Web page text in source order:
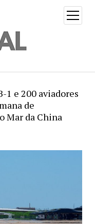
open
menu
1 e 200 aviadores
de
Mar da China